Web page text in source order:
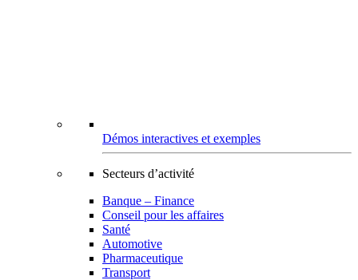
Démos interactives et exemples
Secteurs d’activité
Banque – Finance
Conseil pour les affaires
Santé
Automotive
Pharmaceutique
Transport